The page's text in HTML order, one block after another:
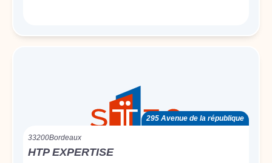
295 Avenue de la république
33200Bordeaux
HTP EXPERTISE